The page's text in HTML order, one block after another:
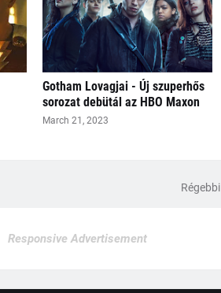
Gotham Lovagjai - Új szuperhős
sorozat debütál az HBO Maxon
March 21, 2023
Régebbi
Responsive Advertisement